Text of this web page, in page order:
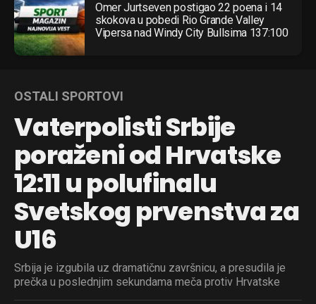
Omer Jurtseven postigao 22 poena i 14
skokova u pobedi Rio Grande Valley
Vipersa nad Windy City Bullsima 137:100
OSTALI SPORTOVI
Vaterpolisti Srbije
poraženi od Hrvatske
12:11 u polufinalu
Svetskog prvenstva za
U16
Srbija je izgubila uz dramatičnu završnicu, a presudila je
prečka u poslednjim sekundama meča protiv Hrvatske